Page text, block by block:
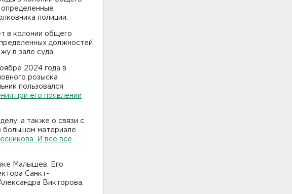
полиции.
в колонии общего
должностей
в зале суда.
2024 года в
розыска
пользовался
при его появлении
а также о связи с
большом материале
И все всё
Малышев. Его
Санкт-
Викторова.